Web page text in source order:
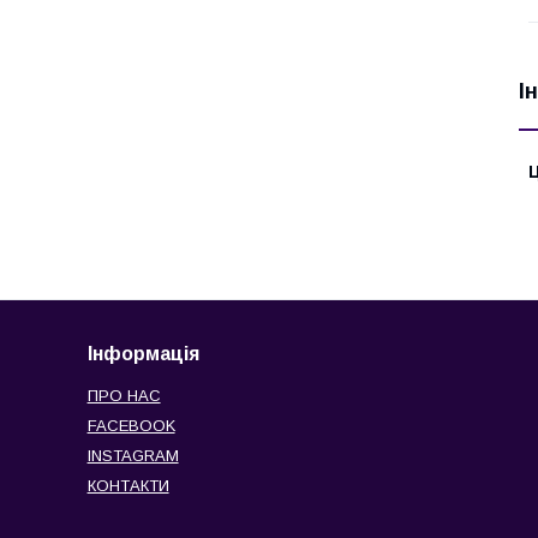
Інформація
ПРО НАС
FACEBOOK
INSTAGRAM
КОНТАКТИ